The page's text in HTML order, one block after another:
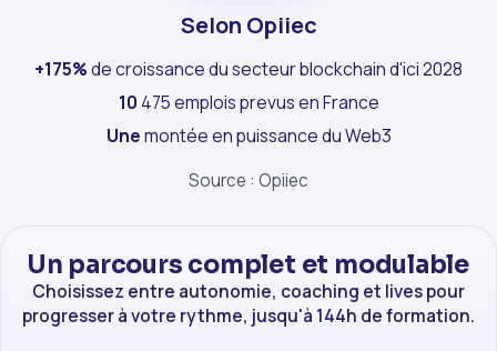
Selon Opiiec
+175%de croissance du secteur blockchain d'ici 2028
10 475 emplois prevus en France
Unemontée en puissance du Web3
Source : Opiiec
Un parcours complet et modulable
Choisissez entre autonomie, coaching et lives pour
progresser à votre rythme, jusqu'à 144h de formation.